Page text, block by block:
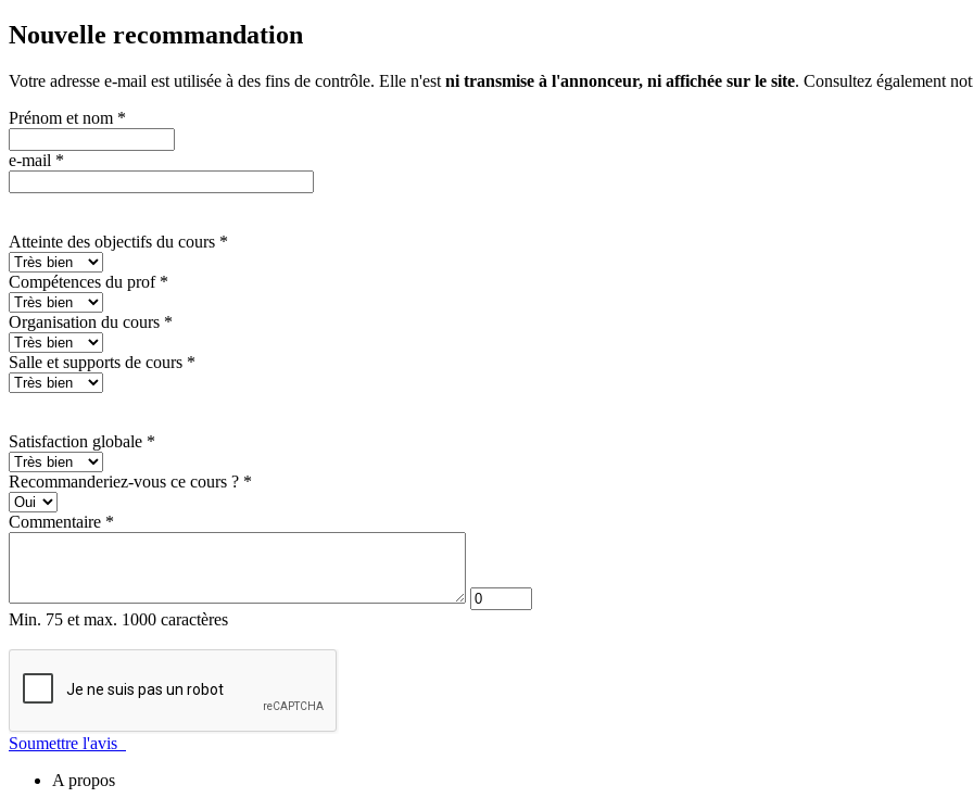
Nouvelle recommandation
Votre adresse e-mail est utilisée à des fins de contrôle. Elle n'est ni transmise à l'annonceur, ni affichée sur le site. Consultez également
Prénom et nom *
e-mail *
Atteinte des objectifs du cours *
Compétences du prof *
Organisation du cours *
Salle et supports de cours *
Satisfaction globale *
Recommanderiez-vous ce cours ? *
Commentaire *
Min. 75 et max. 1000 caractères
Soumettre l'avis
A propos